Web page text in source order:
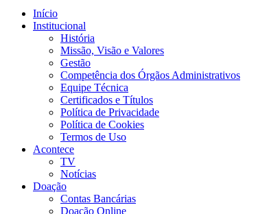
Início
Institucional
História
Missão, Visão e Valores
Gestão
Competência dos Órgãos Administrativos
Equipe Técnica
Certificados e Títulos
Política de Privacidade
Política de Cookies
Termos de Uso
Acontece
TV
Notícias
Doação
Contas Bancárias
Doação Online